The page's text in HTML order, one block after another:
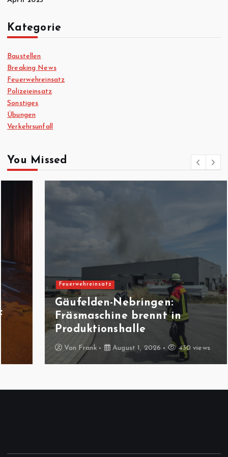
Kategorie
Baustellen
Breaking News
Feuerwehreinsatz
Polizeieinsatz
Sonstiges
Übungen
Verkehrsunfall
You Missed
Feuerwehreinsatz
Gäufelden-Nebringen:
Fräsmaschine brennt in
Produktionshalle
Frank August 1, 2026 430 views